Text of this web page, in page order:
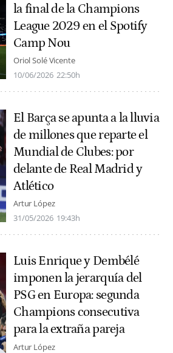
la final de la Champions
League 2029 en el Spotify
Camp Nou
Oriol Solé Vicente
10/06/2026 22:50h
El Barça se apunta a la lluvia
de millones que reparte el
Mundial de Clubes: por
delante de Real Madrid y
Atlético
Artur López
31/05/2026 19:43h
Luis Enrique y Dembélé
imponen la jerarquía del
PSG en Europa: segunda
Champions consecutiva
para la extraña pareja
Artur López